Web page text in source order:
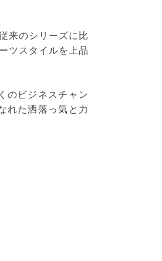
来のシリーズに比
ツスタイルを上品
のビジネスチャン
れた洒落っ気と力